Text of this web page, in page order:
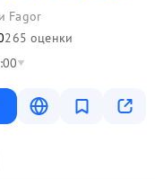
Fagor
265 оценки